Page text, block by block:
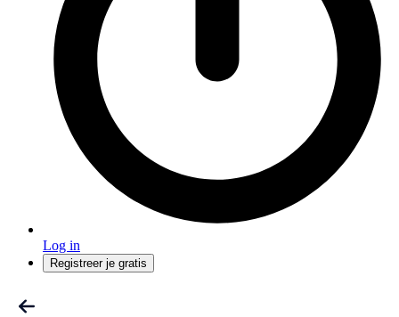
Log in
Registreer je gratis